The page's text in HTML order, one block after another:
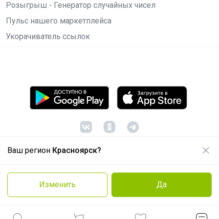
Ваш регион Красноярск?
Изменить Да
Розыгрыш - Генератор случайных чисел
Пульс нашего маркетплейса
Укорачиватель ссылок
© ООО "Лявита", ОГРН 1122468054070, 2012 -2026
Политика конфиденциальности
Cоглашение пользователя